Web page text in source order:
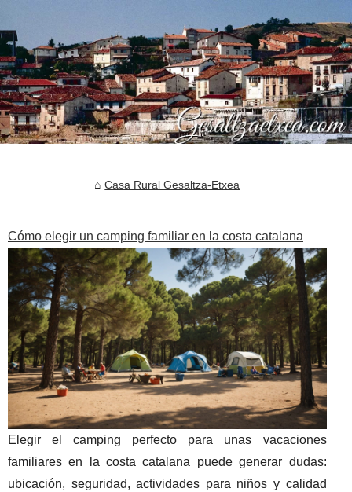
Casa Rural Gesaltza-Etxea
Cómo elegir un camping familiar en la costa catalana
Elegir el camping perfecto para unas vacaciones
familiares en la costa catalana puede generar dudas:
ubicación, seguridad, actividades para niños y calidad